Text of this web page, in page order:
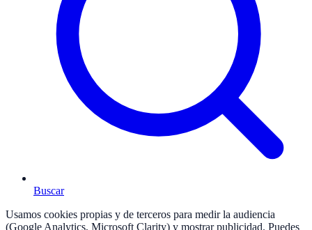
Buscar
Usamos cookies propias y de terceros para medir la audiencia
(Google Analytics, Microsoft Clarity) y mostrar publicidad. Puedes